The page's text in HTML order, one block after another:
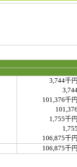
3,744千
101,376千
1,755千
106,875千
106,875千